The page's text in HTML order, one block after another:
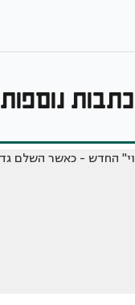
כתבות נוספות